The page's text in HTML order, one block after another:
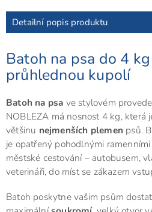
Detailní popis produktu
Batoh na psa do 4
průhlednou kupolí
Batoh na psa ve stylovém
NOBLEZA má nosnost 4 kg, která
většinu nejmenších plemen psů.
je opatřený pohodlnými
městské cestování – autobusem,
veterináři, do míst se zákazem
Batoh poskytne vašim psům